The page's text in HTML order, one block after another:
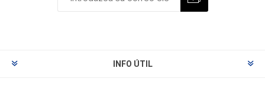
INFO ÚTIL